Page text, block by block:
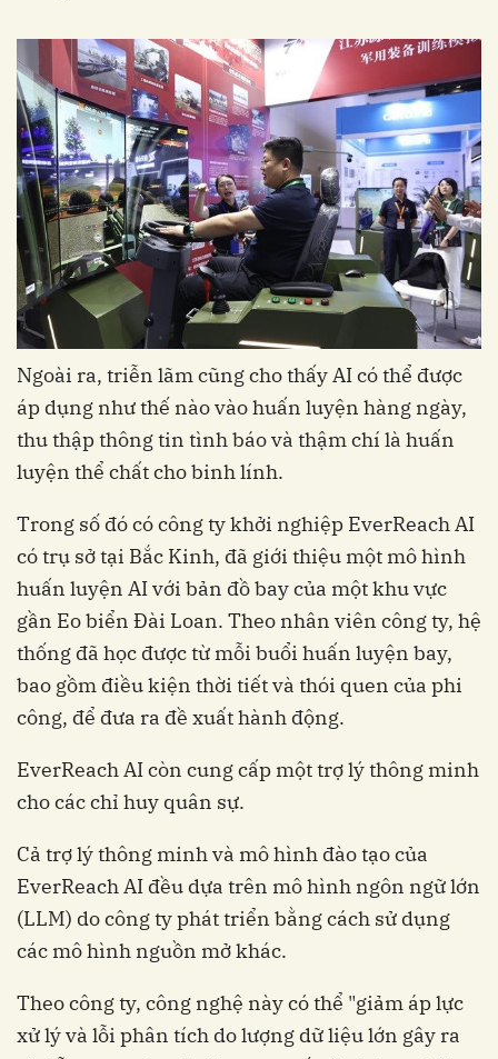
Ngoài ra, triễn lãm cũng cho thấy AI có thể được
áp dụng như thế nào vào huấn luyện hàng ngày,
thu thập thông tin tình báo và thậm chí là huấn
luyện thể chất cho binh lính.
Trong số đó có công ty khởi nghiệp EverReach AI
có trụ sở tại Bắc Kinh, đã giới thiệu một mô hình
huấn luyện AI với bản đồ bay của một khu vực
gần Eo biển Đài Loan. Theo nhân viên công ty, hệ
thống đã học được từ mỗi buổi huấn luyện bay,
bao gồm điều kiện thời tiết và thói quen của phi
công, để đưa ra đề xuất hành động.
EverReach AI còn cung cấp một trợ lý thông minh
cho các chỉ huy quân sự.
Cả trợ lý thông minh và mô hình đào tạo của
EverReach AI đều dựa trên mô hình ngôn ngữ lớn
(LLM) do công ty phát triển bằng cách sử dụng
các mô hình nguồn mở khác.
Theo công ty, công nghệ này có thể "giảm áp lực
xử lý và lỗi phân tích do lượng dữ liệu lớn gây ra